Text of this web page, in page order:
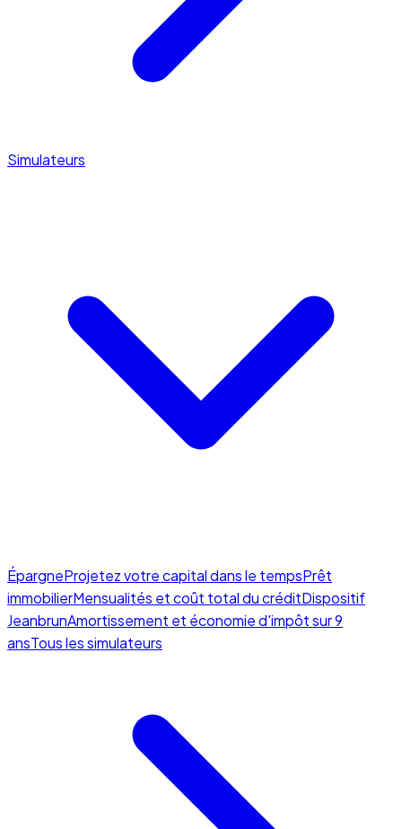
Simulateurs
ÉpargneProjetez votre capital dans le tempsPrêt
immobilierMensualités et coût total du créditDispositif
JeanbrunAmortissement et économie d'impôt sur 9
ansTous les simulateurs